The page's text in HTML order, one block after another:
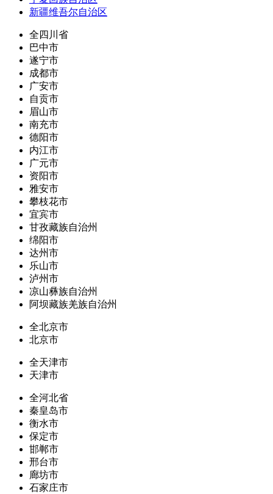
新疆维吾尔自治区
全四川省
巴中市
遂宁市
成都市
广安市
自贡市
眉山市
南充市
德阳市
内江市
广元市
资阳市
雅安市
攀枝花市
宜宾市
甘孜藏族自治州
绵阳市
达州市
乐山市
泸州市
凉山彝族自治州
阿坝藏族羌族自治州
全北京市
北京市
全天津市
天津市
全河北省
秦皇岛市
衡水市
保定市
邯郸市
邢台市
廊坊市
石家庄市